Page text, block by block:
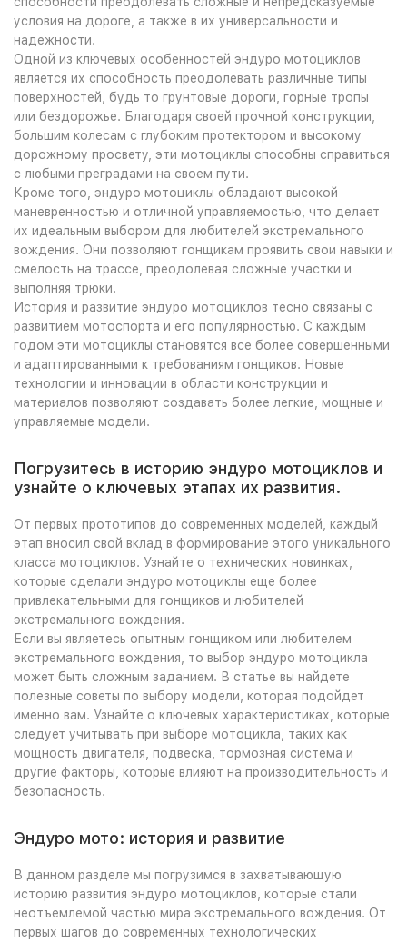
условия на дороге, а также в их универсальности и
надежности.
Одной из ключевых особенностей эндуро мотоциклов
является их способность преодолевать различные типы
поверхностей, будь то грунтовые дороги, горные тропы
или бездорожье. Благодаря своей прочной конструкции,
большим колесам с глубоким протектором и высокому
дорожному просвету, эти мотоциклы способны справиться
с любыми преградами на своем пути.
Кроме того, эндуро мотоциклы обладают высокой
маневренностью и отличной управляемостью, что делает
их идеальным выбором для любителей экстремального
вождения. Они позволяют гонщикам проявить свои навыки и
смелость на трассе, преодолевая сложные участки и
выполняя трюки.
История и развитие эндуро мотоциклов тесно связаны с
развитием мотоспорта и его популярностью. С каждым
годом эти мотоциклы становятся все более совершенными
и адаптированными к требованиям гонщиков. Новые
технологии и инновации в области конструкции и
материалов позволяют создавать более легкие, мощные и
управляемые модели.
Погрузитесь в историю эндуро мотоциклов и
узнайте о ключевых этапах их развития.
От первых прототипов до современных моделей, каждый
этап вносил свой вклад в формирование этого уникального
класса мотоциклов. Узнайте о технических новинках,
которые сделали эндуро мотоциклы еще более
привлекательными для гонщиков и любителей
экстремального вождения.
Если вы являетесь опытным гонщиком или любителем
экстремального вождения, то выбор эндуро мотоцикла
может быть сложным заданием. В статье вы найдете
полезные советы по выбору модели, которая подойдет
именно вам. Узнайте о ключевых характеристиках, которые
следует учитывать при выборе мотоцикла, таких как
мощность двигателя, подвеска, тормозная система и
другие факторы, которые влияют на производительность и
безопасность.
Эндуро мото: история и развитие
В данном разделе мы погрузимся в захватывающую
историю развития эндуро мотоциклов, которые стали
неотъемлемой частью мира экстремального вождения. От
первых шагов до современных технологических